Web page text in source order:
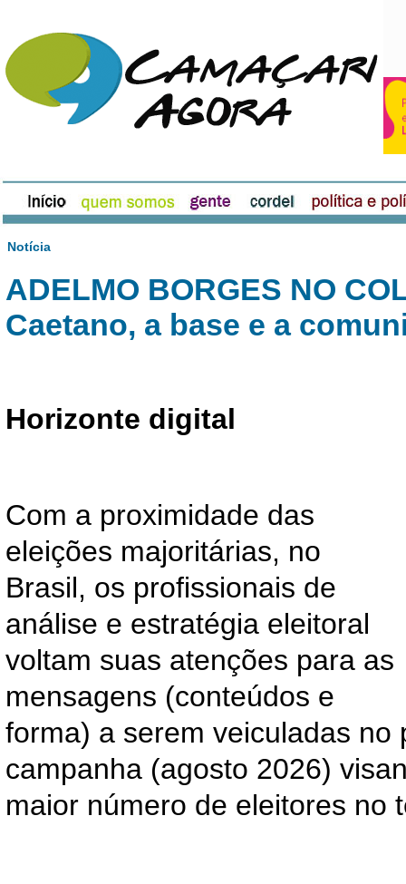
Notícia
ADELMO BORGES NO
Caetano, a base e a
Horizonte digital
Com a proximidade das
eleições majoritárias, no
Brasil, os profissionais de
análise e estratégia eleitoral
voltam suas atenções para as
mensagens (conteúdos e
forma) a serem veiculadas no
campanha (agosto 2026)
maior número de eleitores no